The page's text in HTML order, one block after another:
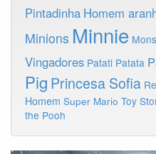
Pintadinha Homem
Minions Minnie
Vingadores Patati Patata
Pig Princesa Sofia
Homem Super Mario Toy
the Pooh